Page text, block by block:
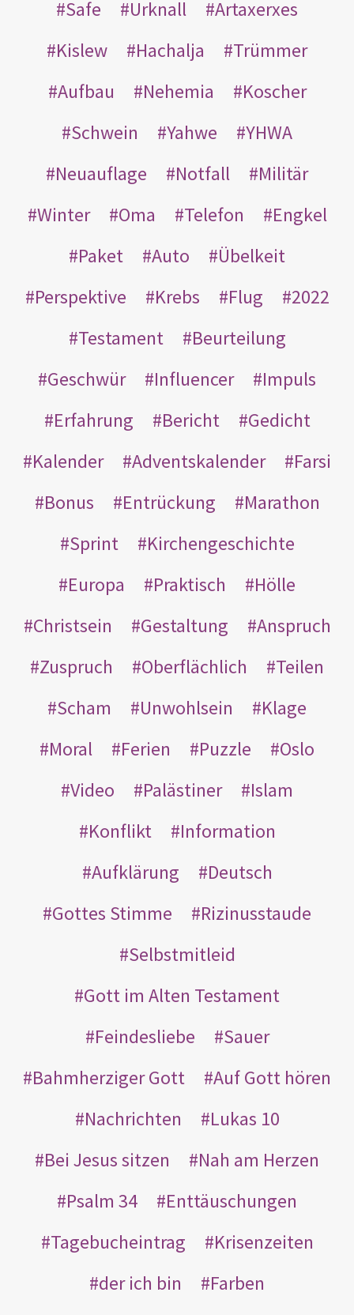
Safe
Urknall
Artaxerxes
Kislew
Hachalja
Trümmer
Aufbau
Nehemia
Koscher
Schwein
Yahwe
YHWA
Neuauflage
Notfall
Militär
Winter
Oma Telefon
Engkel
Paket
Auto
Übelkeit
Perspektive
Krebs Flug
2022
Testament
Beurteilung
Geschwür
Influencer
Impuls
Erfahrung
Bericht
Gedicht
Kalender
Adventskalender
Farsi
Bonus
Entrückung
Marathon
Sprint
Kirchengeschichte
Europa
Praktisch
Hölle
Christsein
Gestaltung
Anspruch
Zuspruch
Oberflächlich
Teilen
Scham
Unwohlsein
Klage
Moral
Ferien Puzzle
Oslo
Video
Palästiner
Islam
Konflikt
Information
Aufklärung
Deutsch
Gottes Stimme
Rizinusstaude
Selbstmitleid
Gott im Alten Testament
Feindesliebe
Sauer
Bahmherziger Gott
Auf Gott hören
Nachrichten
Lukas 10
Bei Jesus sitzen
Nah am Herzen
Psalm 34
Enttäuschungen
Tagebucheintrag
Krisenzeiten
der ich bin
Farben